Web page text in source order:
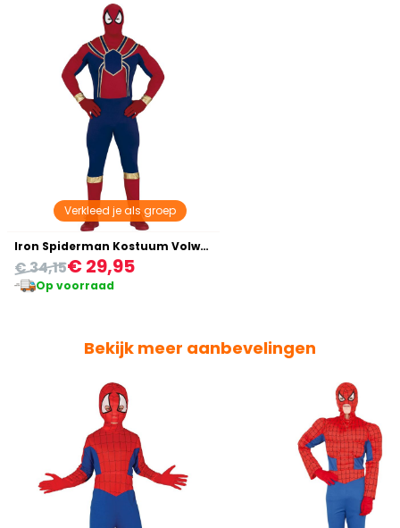
Verkleed je als groep
Iron Spiderman Kostuum Volwassenen
€ 29,95
€ 34,15
Op voorraad
Bekijk meer aanbevelingen